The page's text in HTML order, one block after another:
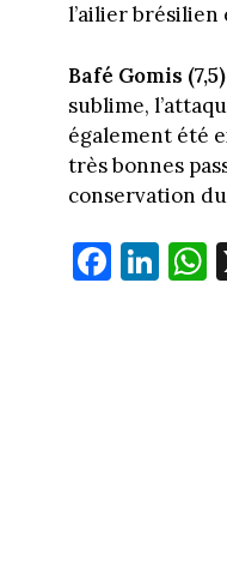
l’ailier
Bafé Gomis
sublime,
également été
très bonnes
conservation
Fa
ce
Li
nk